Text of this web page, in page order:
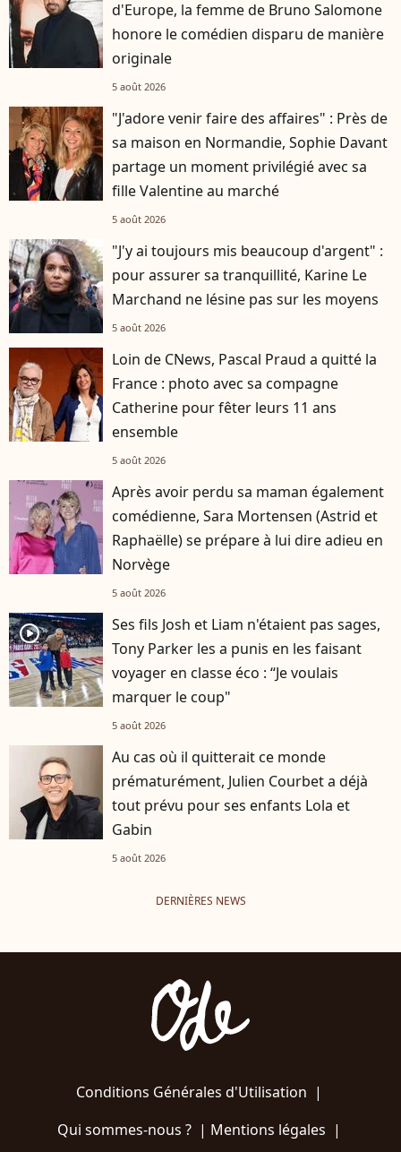
d'Europe, la femme de Bruno Salomone
honore le comédien disparu de manière
originale
5 août 2026
"J'adore venir faire des affaires" : Près de
sa maison en Normandie, Sophie Davant
partage un moment privilégié avec sa
fille Valentine au marché
5 août 2026
"J'y ai toujours mis beaucoup d'argent" :
pour assurer sa tranquillité, Karine Le
Marchand ne lésine pas sur les moyens
5 août 2026
Loin de CNews, Pascal Praud a quitté la
France : photo avec sa compagne
Catherine pour fêter leurs 11 ans
ensemble
5 août 2026
Après avoir perdu sa maman également
comédienne, Sara Mortensen (Astrid et
Raphaëlle) se prépare à lui dire adieu en
Norvège
5 août 2026
player2
Ses fils Josh et Liam n'étaient pas sages,
Tony Parker les a punis en les faisant
voyager en classe éco : “Je voulais
marquer le coup"
5 août 2026
Au cas où il quitterait ce monde
prématurément, Julien Courbet a déjà
tout prévu pour ses enfants Lola et
Gabin
5 août 2026
DERNIÈRES NEWS
Conditions Générales d'Utilisation |
Qui sommes-nous ?| Mentions légales |